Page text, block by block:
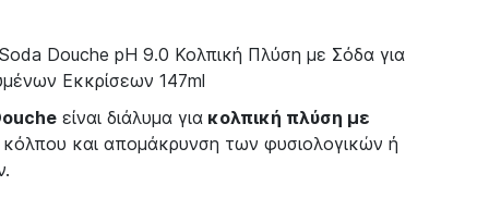
Douche pH 9.0 Κολπική Πλύση με Σόδα για
Εκκρίσεων 147ml
είναι διάλυμα για κολπική πλύση με
και απομάκρυνση των φυσιολογικών ή